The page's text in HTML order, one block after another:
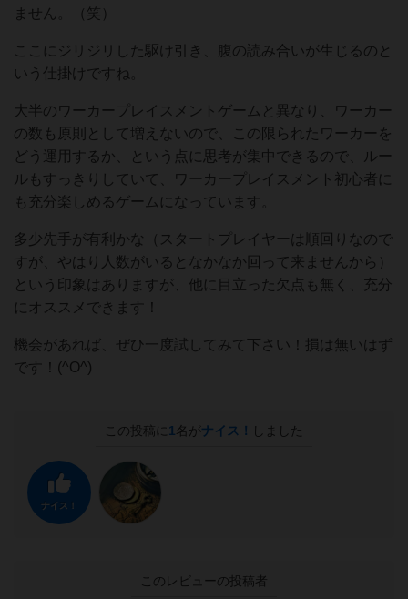
ません。（笑）
ここにジリジリした駆け引き、腹の読み合いが生じるのと
いう仕掛けですね。
大半のワーカープレイスメントゲームと異なり、ワーカー
の数も原則として増えないので、この限られたワーカーを
どう運用するか、という点に思考が集中できるので、ルー
ルもすっきりしていて、ワーカープレイスメント初心者に
も充分楽しめるゲームになっています。
多少先手が有利かな（スタートプレイヤーは順回りなので
すが、やはり人数がいるとなかなか回って来ませんから）
という印象はありますが、他に目立った欠点も無く、充分
にオススメできます！
機会があれば、ぜひ一度試してみて下さい！損は無いはず
です！(^O^)
この投稿に 1 名がナイス！ しました
ナイス！
このレビューの投稿者